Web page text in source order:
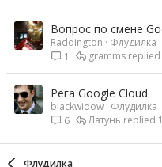
Вопрос по смене
Raddington
Флудилка
1
gramms
Рега Google Cloud
blackwidow Флудилка
6
Латунь
Флудилка